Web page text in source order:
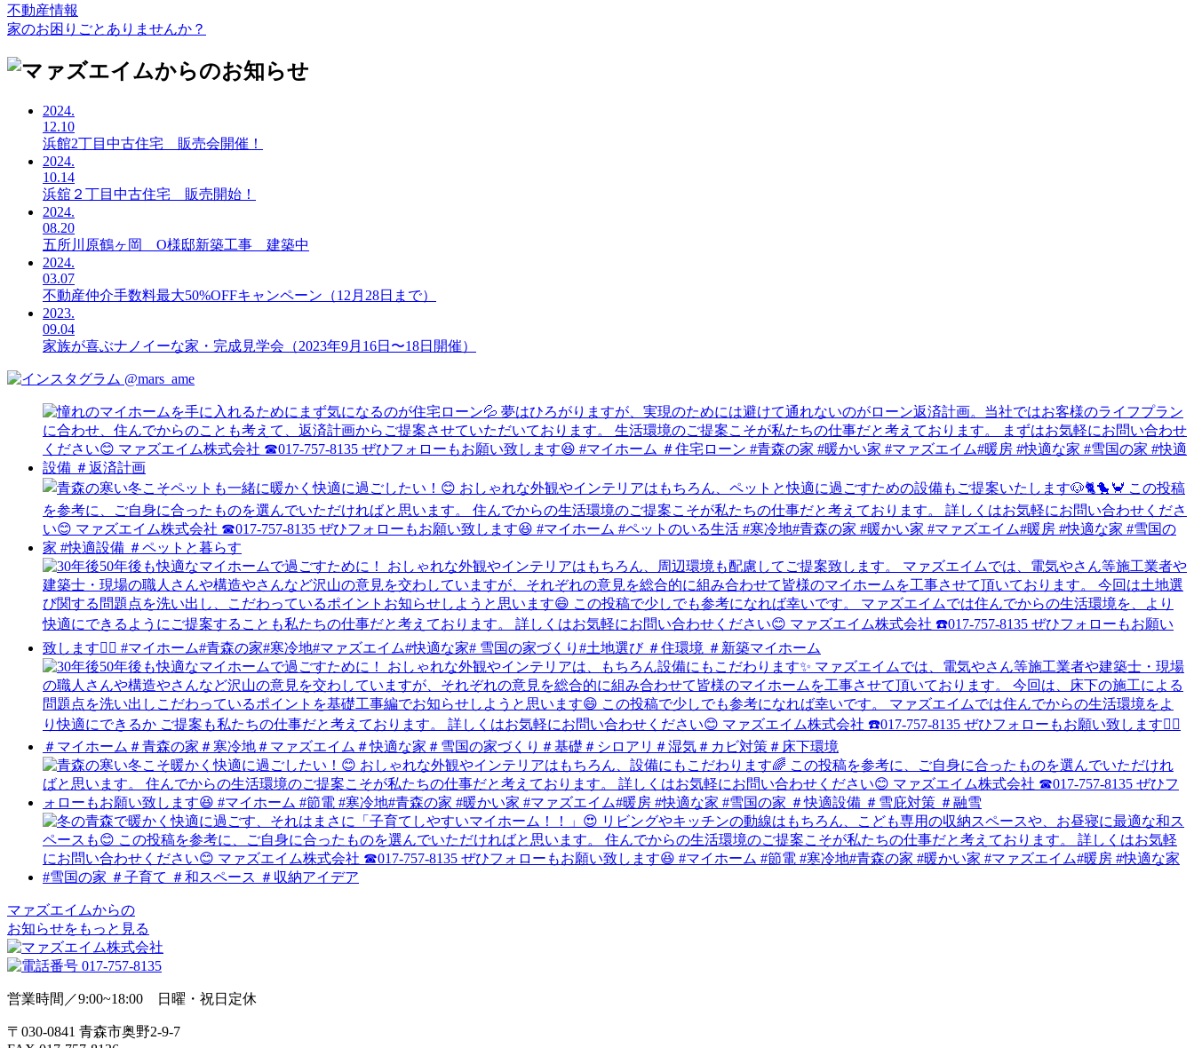
不動産情報
家のお困りごとありませんか？
2024.
12.10
浜館2丁目中古住宅 販売会開催！
2024.
10.14
浜舘２丁目中古住宅 販売開始！
2024.
08.20
五所川原鶴ヶ岡 O様邸新築工事 建築中
2024.
03.07
不動産仲介手数料最大50%OFFキャンペーン（12月28日まで）
2023.
09.04
家族が喜ぶナノイーな家・完成見学会（2023年9月16日〜18日開催）
マァズエイムからの
お知らせをもっと見る
営業時間／9:00~18:00 日曜・祝日定休
〒030-0841 青森市奥野2-9-7